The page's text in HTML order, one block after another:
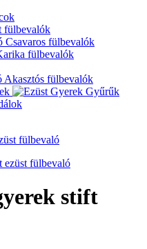
fülbevalók
Csavaros fülbevalók
fülbevalók
Akasztós fülbevalók
fülbevaló
stift